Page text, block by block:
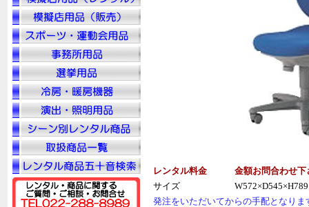
レンタル料金
金額お問合わせ下
サイズ
発注をいただいてからの手配となり